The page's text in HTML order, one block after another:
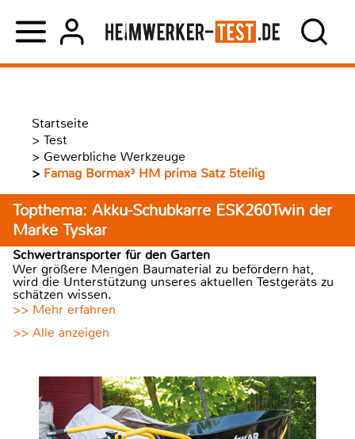
Startseite
> Test
> Gewerbliche Werkzeuge
> Famag Bormax³ HM prima Satz 5teilig
Topthema: Akku-Schubkarre ESK260Twin der
Marke Tyskar
Schwertransporter für den Garten
Wer größere Mengen Baumaterial zu befördern hat,
wird die Unterstützung unseres aktuellen Testgeräts zu
schätzen wissen.
>> Mehr erfahren
>> Alle anzeigen